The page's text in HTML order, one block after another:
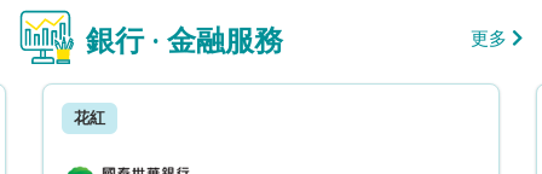
銀行 · 金融服務 更多
花紅